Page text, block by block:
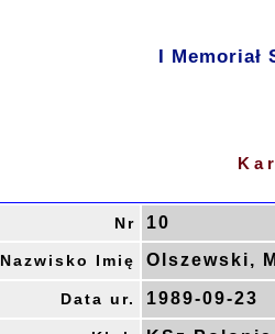
I
Nr 10
Nazwisko Imię Olszewski,
Data ur. 1989-09-23